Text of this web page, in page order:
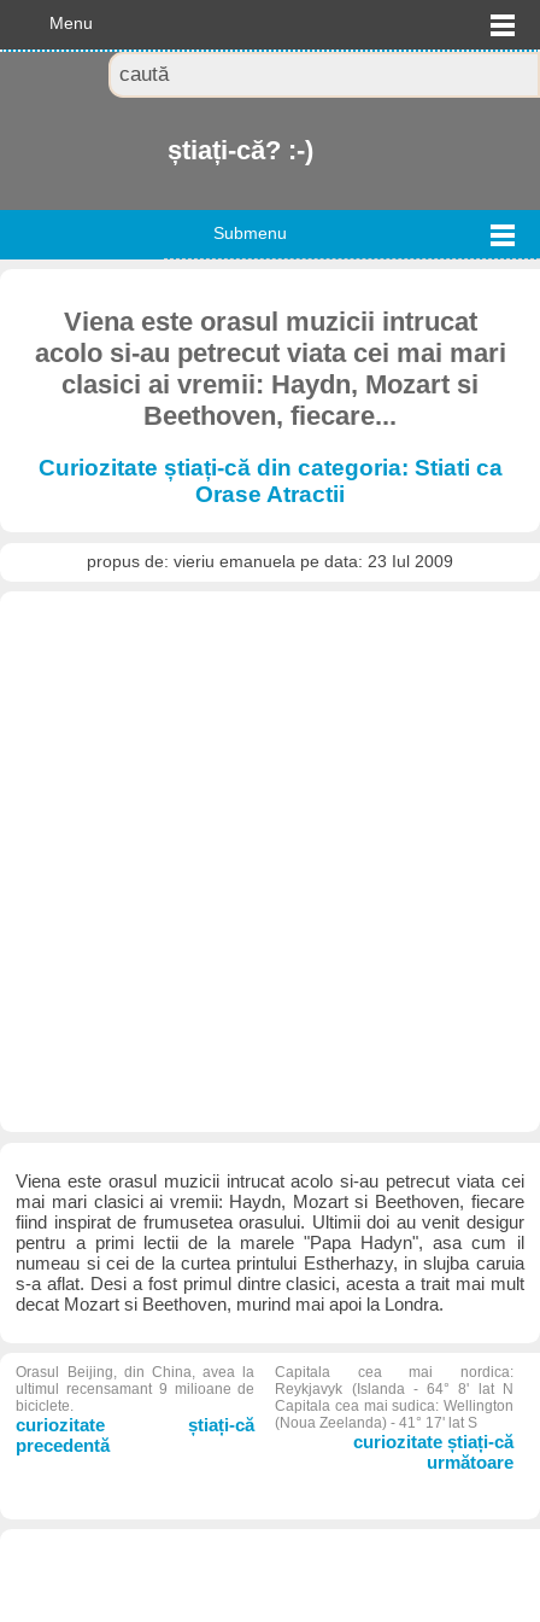
Menu
știați-că? :-)
Submenu
Viena este orasul muzicii intrucat
acolo si-au petrecut viata cei mai mari
clasici ai vremii: Haydn, Mozart si
Beethoven, fiecare...
Curiozitate știați-că din categoria: Stiati ca
Orase Atractii
propus de: vieriu emanuela pe data: 23 Iul 2009
Viena este orasul muzicii intrucat acolo si-au petrecut viata cei
mai mari clasici ai vremii: Haydn, Mozart si Beethoven, fiecare
fiind inspirat de frumusetea orasului. Ultimii doi au venit desigur
pentru a primi lectii de la marele "Papa Hadyn", asa cum il
numeau si cei de la curtea printului Estherhazy, in slujba caruia
s-a aflat. Desi a fost primul dintre clasici, acesta a trait mai mult
decat Mozart si Beethoven, murind mai apoi la Londra.
Orasul Beijing, din China, avea la
ultimul recensamant 9 milioane de
biciclete.
curiozitate știați-că
precedentă
Capitala cea mai nordica:
Reykjavyk (Islanda - 64° 8' lat N
Capitala cea mai sudica: Wellington
(Noua Zeelanda) - 41° 17' lat S
curiozitate știați-că
următoare